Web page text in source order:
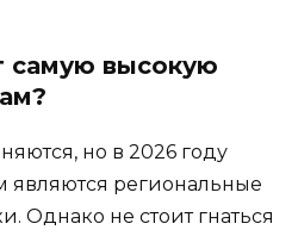
самую высокую
но в 2026 году
являются региональные
Однако не стоит гнаться